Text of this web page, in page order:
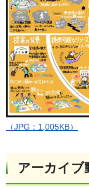
（JPG：1,005KB）
アーカイブ